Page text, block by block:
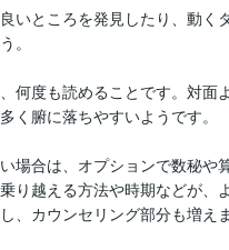
いところを発見したり、動く
。
何度も読めることです。対面
く腑に落ちやすいようです。
場合は、オプションで数秘や
り越える方法や時期などが、
、カウンセリング部分も増えま